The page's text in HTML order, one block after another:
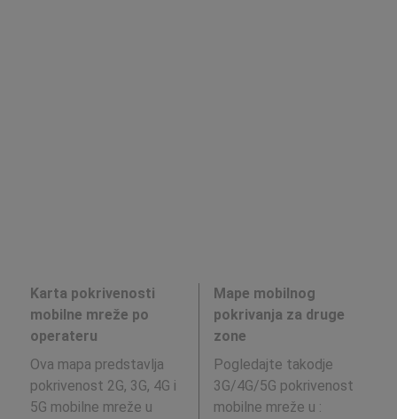
Karta pokrivenosti
mobilne mreže po
operateru
Ova mapa predstavlja
pokrivenost 2G, 3G, 4G i
5G mobilne mreže u
Mape mobilnog
pokrivanja za druge
zone
Pogledajte takodje
3G/4G/5G pokrivenost
mobilne mreže u :